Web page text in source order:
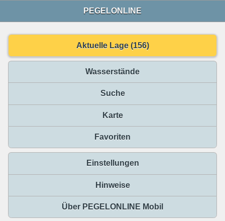
PEGELONLINE
Aktuelle Lage (156)
Wasserstände
Suche
Karte
Favoriten
Einstellungen
Hinweise
Über PEGELONLINE Mobil